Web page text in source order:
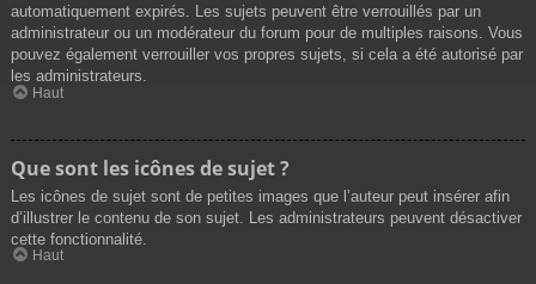
automatiquement expirés. Les sujets peuvent être verrouillés par un
administrateur ou un modérateur du forum pour de multiples raisons. Vous
pouvez également verrouiller vos propres sujets, si cela a été autorisé par
les administrateurs.
Haut
Que sont les icônes de sujet ?
Les icônes de sujet sont de petites images que l’auteur peut insérer afin
d’illustrer le contenu de son sujet. Les administrateurs peuvent désactiver
cette fonctionnalité.
Haut